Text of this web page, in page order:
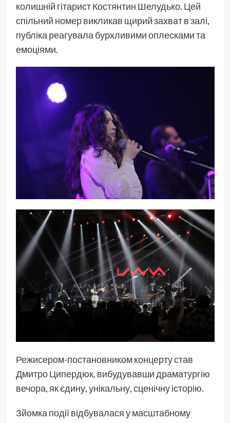
колишній гітарист Костянтин Шелудько. Цей
спільний номер викликав щирий захват в залі,
публіка реагувала бурхливими оплесками та
емоціями.
Режисером-постановником концерту став
Дмитро Ципердюк, вибудувавши драматургію
вечора, як єдину, унікальну, сценічну історію.
Зйомка події відбувалася у масштабному